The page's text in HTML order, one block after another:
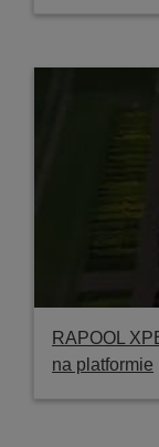
RAPOOL
na platformie